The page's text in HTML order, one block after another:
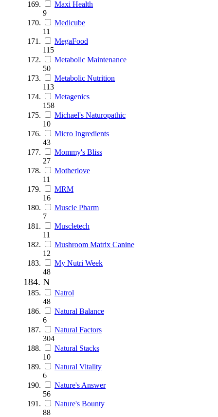
Maxi Health
9
Medicube
11
MegaFood
115
Metabolic Maintenance
50
Metabolic Nutrition
113
Metagenics
158
Michael's Naturopathic
10
Micro Ingredients
43
Mommy's Bliss
27
Motherlove
11
MRM
16
Muscle Pharm
7
Muscletech
11
Mushroom Matrix Canine
12
My Nutri Week
48
N
Natrol
48
Natural Balance
6
Natural Factors
304
Natural Stacks
10
Natural Vitality
6
Nature's Answer
56
Nature's Bounty
88